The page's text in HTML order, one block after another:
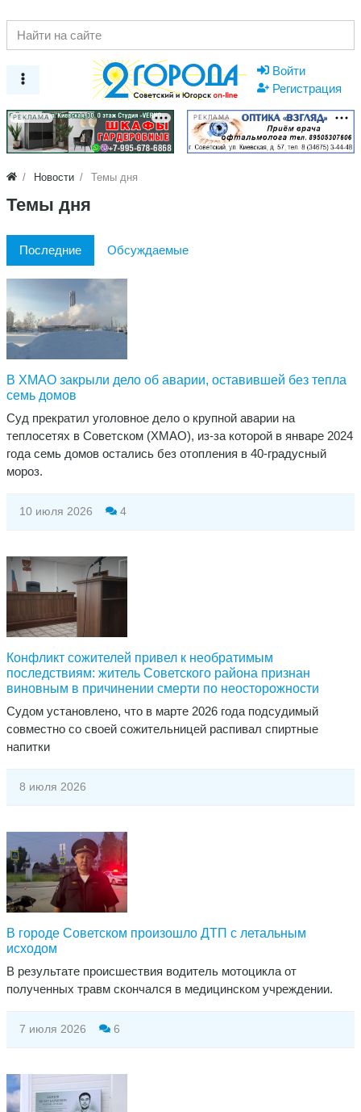
Войти
Регистрация
РЕКЛАМА РЕКЛАМА
Новости Темы дня
Темы дня
Последние Обсуждаемые
В ХМАО закрыли дело об аварии, оставившей без тепла
семь домов
​Суд прекратил уголовное дело о крупной аварии на
теплосетях в Советском (ХМАО), из-за которой в январе 2024
года семь домов остались без отопления в 40-градусный
мороз.
10 июля 2026 4
Конфликт сожителей привел к необратимым
последствиям: житель Советского района признан
виновным в причинении смерти по неосторожности
Судом установлено, что в марте 2026 года подсудимый
совместно со своей сожительницей распивал спиртные
напитки
8 июля 2026
​В городе Советском произошло ДТП с летальным
исходом
В результате происшествия водитель мотоцикла от
полученных травм скончался в медицинском учреждении.
7 июля 2026 6